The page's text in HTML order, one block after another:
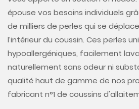
épouse vos besoins individuels
de milliers de perles qui se
l’intérieur du coussin. Ces perles
hypoallergéniques, facilement
naturellement sans odeur ni
qualité haut de gamme de nos
fabricant n°1 de coussins